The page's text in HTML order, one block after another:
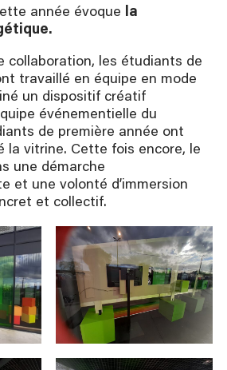
année évoque
la
collaboration, les étudiants de
travaillé en équipe en mode
un dispositif créatif
événementielle du
de première année ont
la vitrine. Cette fois encore, le
une démarche
et une volonté d’immersion
et collectif.